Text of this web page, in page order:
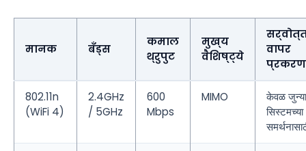
मानक बँड्स
कमाल
थ्रुपुट
मुख्य
वैशिष्ट्ये
वापर
प्रकरण
802.11n
(WiFi 4)
2.4GHz
/ 5GHz
600
Mbps
MIMO
केवळ जुन्या
सिस्टमच्या